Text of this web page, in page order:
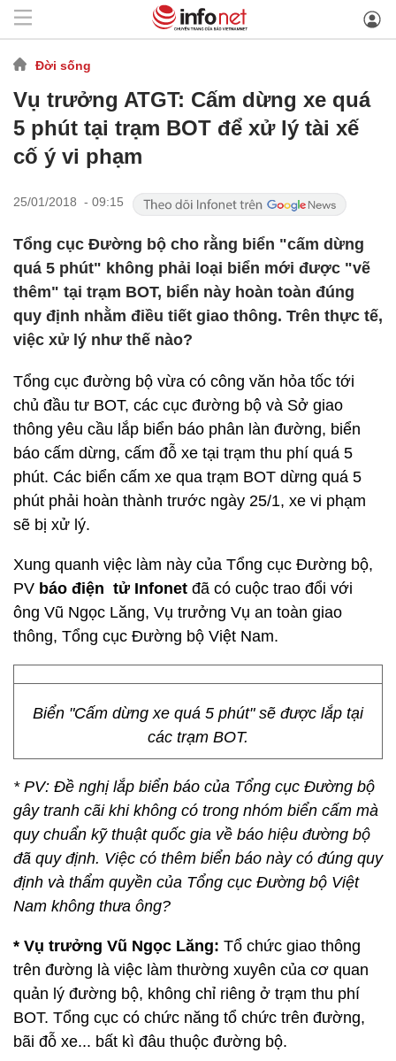
Đời sống
Vụ trưởng ATGT: Cấm dừng xe quá
5 phút tại trạm BOT để xử lý tài xế
cố ý vi phạm
25/01/2018 - 09:15
Tổng cục Đường bộ cho rằng biển "cấm dừng
quá 5 phút" không phải loại biển mới được "vẽ
thêm" tại trạm BOT, biển này hoàn toàn đúng
quy định nhằm điều tiết giao thông. Trên thực tế,
việc xử lý như thế nào?
Tổng cục đường bộ vừa có công văn hỏa tốc tới
chủ đầu tư BOT, các cục đường bộ và Sở giao
thông yêu cầu lắp biển báo phân làn đường, biển
báo cấm dừng, cấm đỗ xe tại trạm thu phí quá 5
phút. Các biển cấm xe qua trạm BOT dừng quá 5
phút phải hoàn thành trước ngày 25/1, xe vi phạm
sẽ bị xử lý.
Xung quanh việc làm này của Tổng cục Đường bộ,
PV báo điện tử Infonet đã có cuộc trao đổi với
ông Vũ Ngọc Lăng, Vụ trưởng Vụ an toàn giao
thông, Tổng cục Đường bộ Việt Nam.
Biển "Cấm dừng xe quá 5 phút" sẽ được lắp tại
các trạm BOT.
* PV: Đề nghị lắp biển báo của Tổng cục Đường bộ
gây tranh cãi khi không có trong nhóm biển cấm mà
quy chuẩn kỹ thuật quốc gia về báo hiệu đường bộ
đã quy định. Việc có thêm biển báo này có đúng quy
định và thẩm quyền của Tổng cục Đường bộ Việt
Nam không thưa ông?
* Vụ trưởng Vũ Ngọc Lăng: Tổ chức giao thông
trên đường là việc làm thường xuyên của cơ quan
quản lý đường bộ, không chỉ riêng ở trạm thu phí
BOT. Tổng cục có chức năng tổ chức trên đường,
bãi đỗ xe... bất kì đâu thuộc đường bộ.